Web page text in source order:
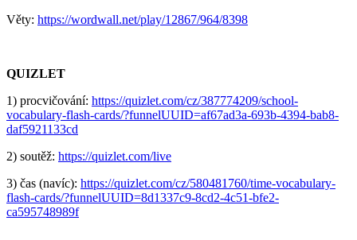
Věty: https://wordwall.net/play/12867/964/8398
QUIZLET
1) procvičování: https://quizlet.com/cz/387774209/school-
vocabulary-flash-cards/?funnelUUID=af67ad3a-693b-4394-bab8-
daf5921133cd
2) soutěž: https://quizlet.com/live
3) čas (navíc): https://quizlet.com/cz/580481760/time-vocabulary-
flash-cards/?funnelUUID=8d1337c9-8cd2-4c51-bfe2-
ca595748989f